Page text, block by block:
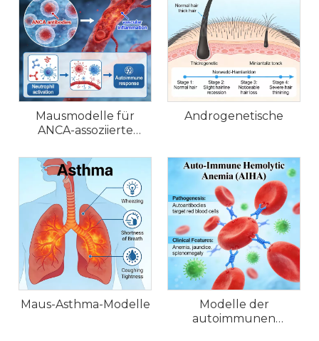
Mausmodelle für
ANCA-assoziierte
Androgenetische
Maus-Asthma-Modelle
Modelle der
autoimmunen